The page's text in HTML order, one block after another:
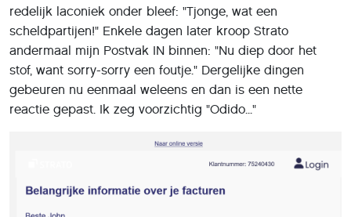
redelijk laconiek onder bleef: "Tjonge, wat een
scheldpartijen!" Enkele dagen later kroop Strato
andermaal mijn Postvak IN binnen: "Nu diep door het
stof, want sorry-sorry een foutje." Dergelijke dingen
gebeuren nu eenmaal weleens en dan is een nette
reactie gepast. Ik zeg voorzichtig "Odido..."